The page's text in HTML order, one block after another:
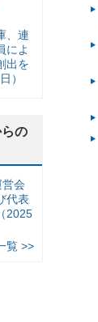
、連
によ
出を
）
の
営会
代表
2025
覧 >>